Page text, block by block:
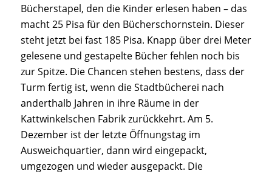
Bücherstapel, den die Kinder erlesen haben – das
macht 25 Pisa für den Bücherschornstein. Dieser
steht jetzt bei fast 185 Pisa. Knapp über drei Meter
gelesene und gestapelte Bücher fehlen noch bis
zur Spitze. Die Chancen stehen bestens, dass der
Turm fertig ist, wenn die Stadtbücherei nach
anderthalb Jahren in ihre Räume in der
Kattwinkelschen Fabrik zurückkehrt. Am 5.
Dezember ist der letzte Öffnungstag im
Ausweichquartier, dann wird eingepackt,
umgezogen und wieder ausgepackt. Die